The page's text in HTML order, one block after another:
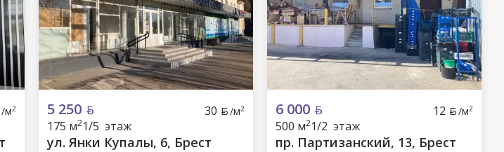
/м2 5 250 30 /м2
175 м21/5 этаж
ул. Янки Купалы, 6, Брест
6 000 12 /м2
500 м21/2 этаж
пр. Партизанский, 13, Брест